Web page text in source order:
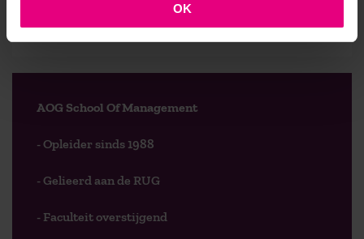
OK
AOG School Of Management
- Opleider sinds 1988
- Gelieerd aan de RUG
- Faculteit overstijgend